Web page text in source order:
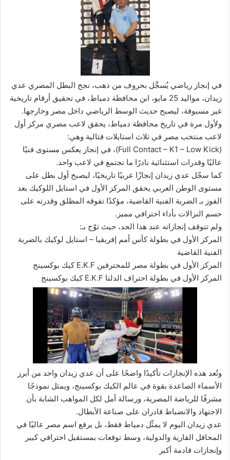
في إنجاز رياضي يُسجَّل بحروف من ذهب، نجح البطل المصري عدي
زيدان، مواليد 25 مايو، ابن محافظة دمياط، في تحقيق أرقام تاريخية
غير مسبوقة، ليصبح حديث الوسط الرياضي داخل مصر وخارجها.
ولأول مرة في تاريخ محافظة دمياط، يحقق لاعب مصري مركز أول
لاعب منتخب مصر في ثلاث استايلات قتالية وهي:
(Full Contact – K1 – Low Kick)، في إنجاز يعكس مستوى فنيًا
عاليًا وقدرات استثنائية نادرًا ما تجتمع في لاعب واحد.
كما سجّل عدي زيدان إنجازًا عربيًا تاريخيًا، ليصبح أول بطل على
مستوى الوطن العربي يحقق المركز الأول في استايل اللوكيك بعد
الفوز بـ الضربة الفنية القاضية، مؤكدًا تفوقه المطلق وقدرته على
حسم النزالات بأداء احترافي مميز.
ولم تتوقف إنجازاته عند هذا الحد، حيث توّج بـ:
المركز الأول في بطولة كأس أمم إفريقيا – استايل لوكيك بالضربة
الفنية القاضية
المركز الأول في بطولة مصر للمحترفين E.K.F كيك بوكسينج
المركز الأول في بطولة احتراف الدلتا E.K.F كيك بوكسينج
وتُعد هذه الإنجازات تأكيدًا واضحًا على أن عدي زيدان واحد من أبرز
الأسماء الصاعدة بقوة في عالم الكيك بوكسينج، ويمثل نموذجًا
مشرفًا للرياضة المصرية، ورسالة أمل لكل المواهب الشابة بأن
الاجتهاد والانضباط قادران على صناعة الأبطال.
عدي زيدان اليوم لا يمثّل دمياط فقط، بل يرفع اسم مصر عاليًا في
المحافل القارية والدولية، وسط توقعات بمستقبل احترافي كبير
وإنجازات قادمة أكبر